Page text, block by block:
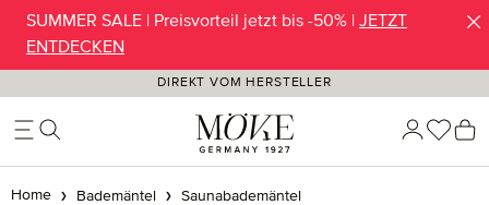
Zum Hauptinhalt springen
SUMMER SALE | Preisvorteil jetzt bis -50% | JETZT
ENTDECKEN
DIREKT VOM HERSTELLER
Du
Home Bademäntel Saunabademäntel